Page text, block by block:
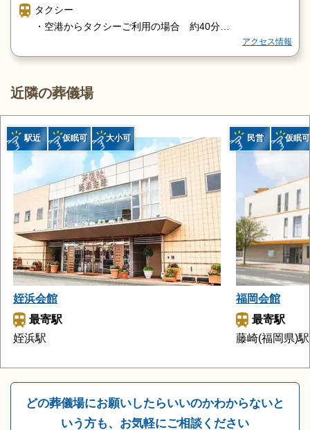
「天神協和ビル前」バス停より13番系統(約30分)
または 「天神警固神社」「三越前」バス停より
タクシー
・空港からタクシーご利用の場合 約40分
・天神からタクシーご利用の場合 約10分
〈空港及び博多駅より〉
神南駅より乗り継ぎ、「薬院大通駅」にて下車。2番出口か
ら桜坂方面へ歩いて約7分。
〈博多駅より〉
・博多口・KITTE博多前B・C乗場より 9、10、11、15、1
6、17、19、214番系統のバスにご乗車。「雙葉学園入口」
バス停にて下車してください。
〈天神より〉
・コアビル前7Cのりばから、20番系統のバスにご乗車。
「雙葉学園入口」バス停にて下車。
アクセス情報
近隣の葬儀場
姪浜会館
最寄駅
姪浜駅
駅近 仮眠可 大小可
福岡会館
最寄駅
藤崎(福岡県)駅
民営 仮眠可
どの葬儀場にお願いしたらいいのかわからないと
いう方も、お気軽にご相談ください